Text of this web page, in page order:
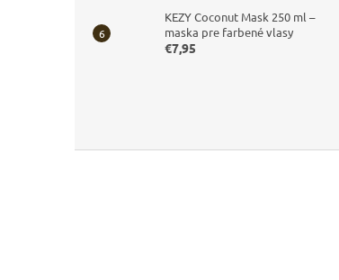
KEZY Coconut Mask 250 ml –
maska pre farbené vlasy
€7,95